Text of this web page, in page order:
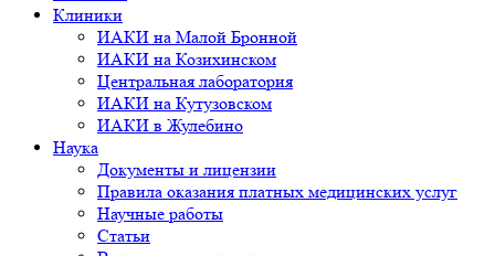
Клиники
ИАКИ на Малой Бронной
ИАКИ на Козихинском
Центральная лаборатория
ИАКИ на Кутузовском
ИАКИ в Жулебино
Наука
Документы и лицензии
Правила оказания платных медицинских услуг
Научные работы
Статьи